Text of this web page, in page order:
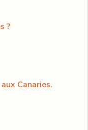
?
Canaries.